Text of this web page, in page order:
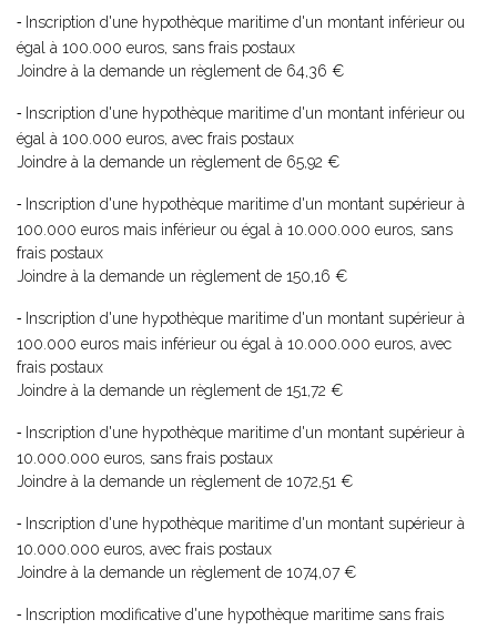
- Inscription d'une hypothèque maritime d'un montant inférieur ou
égal à 100.000 euros, sans frais postaux
Joindre à la demande un règlement de 64,36 €
- Inscription d'une hypothèque maritime d'un montant inférieur ou
égal à 100.000 euros, avec frais postaux
Joindre à la demande un règlement de 65,92 €
- Inscription d'une hypothèque maritime d'un montant supérieur à
100.000 euros mais inférieur ou égal à 10.000.000 euros, sans
frais postaux
Joindre à la demande un règlement de 150,16 €
- Inscription d'une hypothèque maritime d'un montant supérieur à
100.000 euros mais inférieur ou égal à 10.000.000 euros, avec
frais postaux
Joindre à la demande un règlement de 151,72 €
- Inscription d'une hypothèque maritime d'un montant supérieur à
10.000.000 euros, sans frais postaux
Joindre à la demande un règlement de 1072,51 €
- Inscription d'une hypothèque maritime d'un montant supérieur à
10.000.000 euros, avec frais postaux
Joindre à la demande un règlement de 1074,07 €
- Inscription modificative d'une hypothèque maritime sans frais